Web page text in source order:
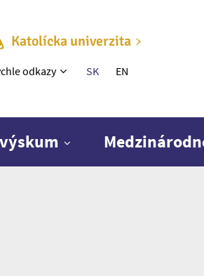
Katolícka univerzita
menu
odkazy SK EN